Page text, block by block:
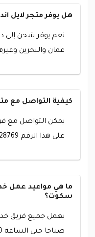
هل يوفر متجر لايل
نعم يوفر شحن إلى
عمان والبحرين
كيفية التواصل مع
يمكن التواصل مع
على هذا الرقم 97144928769.
ما هي مواعيد عمل
سكوت؟
صباحا حتى الساعة 5.00 مساءا.